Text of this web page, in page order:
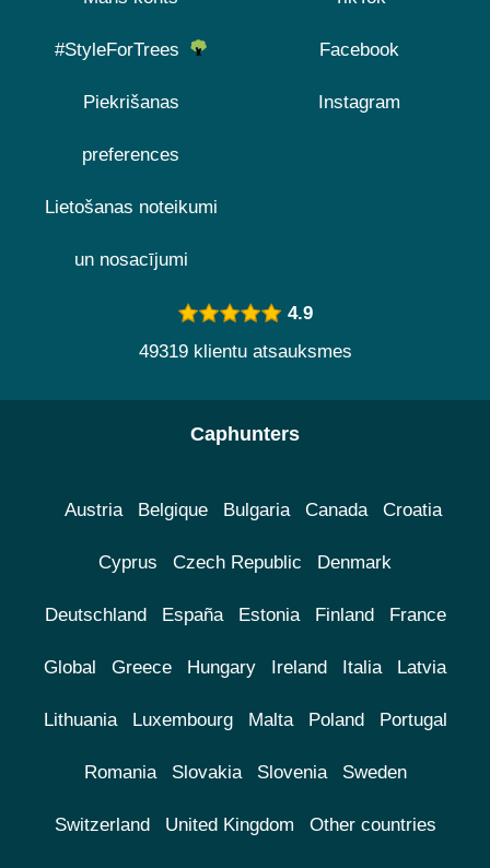
#StyleForTrees
Piekrišanas
preferences
Lietošanas noteikumi
un nosacījumi
Facebook
Instagram
4.9
49319 klientu atsauksmes
Caphunters
Austria Belgique Bulgaria Canada Croatia
Cyprus Czech Republic Denmark
Deutschland España Estonia Finland France
Global Greece Hungary Ireland Italia Latvia
Lithuania Luxembourg Malta Poland Portugal
Romania Slovakia Slovenia Sweden
Switzerland United Kingdom Other countries